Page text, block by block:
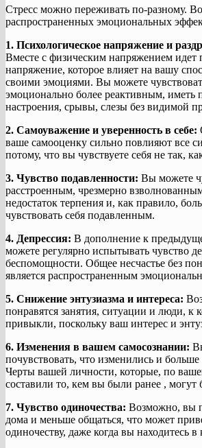
Стресс можно переживать по-разному.
распространенных эмоциональных
1. Психологическое напряжение и
Вместе с физическим напряжением идет
напряжение, которое влияет на вашу
своими эмоциями. Вы можете
эмоционально более реактивным, иметь
настроения, срывы, слезы без видимой
2. Самоуважение и уверенность в себе:
ваше самооценку сильно повлияют все
потому, что вы чувствуете себя не так,
3. Чувство подавленности: Вы можете
расстроенным, чрезмерно
недостаток терпения и, как правило,
чувствовать себя подавленным.
4. Депрессия: В дополнение к
можете регулярно испытывать чувство
беспомощности. Общее несчастье без
является распространенным
5. Снижение энтузиазма и интереса:
понравятся занятия, ситуации и люди, к
привыкли, поскольку ваш интерес и
6. Изменения в вашем самосознании:
почувствовать, что изменились и больше
Черты вашей личности, которые, по
составили то, кем вы были ранее , могут
7. Чувство одиночества: Возможно, вы
дома и меньше общаться, что может
одиночеству, даже когда вы находитесь